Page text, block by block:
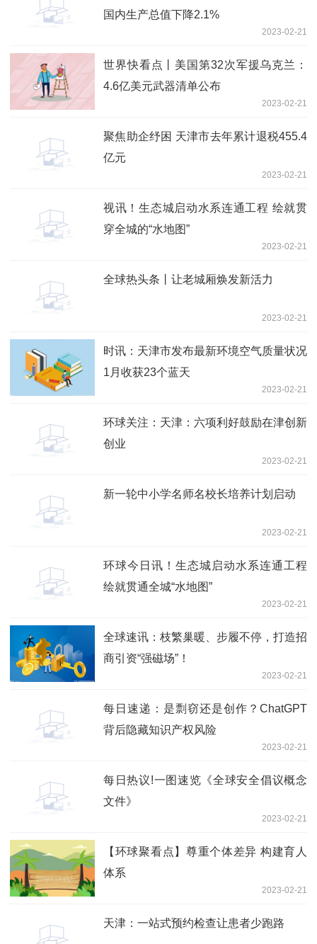
国内生产总值下降2.1%
2023-02-21
世界快看点丨美国第32次军援乌克兰：
4.6亿美元武器清单公布
2023-02-21
聚焦助企纾困 天津市去年累计退税455.4
亿元
2023-02-21
视讯！生态城启动水系连通工程 绘就贯
穿全城的“水地图”
2023-02-21
全球热头条丨让老城厢焕发新活力
2023-02-21
时讯：天津市发布最新环境空气质量状况
1月收获23个蓝天
2023-02-21
环球关注：天津：六项利好鼓励在津创新
创业
2023-02-21
新一轮中小学名师名校长培养计划启动
2023-02-21
环球今日讯！生态城启动水系连通工程
绘就贯通全城“水地图”
2023-02-21
全球速讯：枝繁巢暖、步履不停，打造招
商引资“强磁场”！
2023-02-21
每日速递：是剽窃还是创作？ChatGPT
背后隐藏知识产权风险
2023-02-21
每日热议!一图速览《全球安全倡议概念
文件》
2023-02-21
【环球聚看点】尊重个体差异 构建育人
体系
2023-02-21
天津：一站式预约检查让患者少跑路